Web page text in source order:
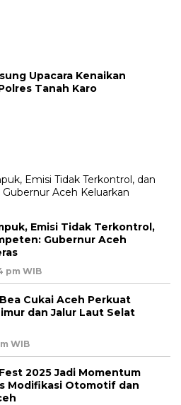
Upacara Kenaikan
Tanah Karo
Emisi Tidak Terkontrol,
Gubernur Aceh
pm WIB
Cukai Aceh Perkuat
dan Jalur Laut Selat
WIB
2025 Jadi Momentum
Modifikasi Otomotif dan